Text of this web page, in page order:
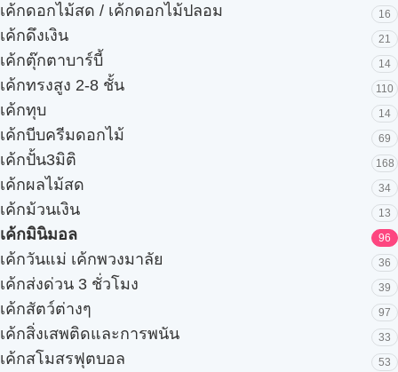
เค้กดอกไม้สด / เค้กดอกไม้ปลอม 16
เค้กดึงเงิน 21
เค้กตุ๊กตาบาร์บี้ 14
เค้กทรงสูง 2-8 ชั้น 110
เค้กทุบ 14
เค้กบีบครีมดอกไม้ 69
เค้กปั้น3มิติ 168
เค้กผลไม้สด 34
เค้กม้วนเงิน 13
เค้กมินิมอล 96
เค้กวันแม่ เค้กพวงมาลัย 36
เค้กส่งด่วน 3 ชั่วโมง 39
เค้กสัตว์ต่างๆ 97
เค้กสิ่งเสพติดและการพนัน 33
เค้กสโมสรฟุตบอล 53